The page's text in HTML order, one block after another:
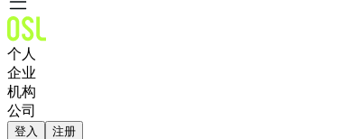
个人
企业
机构
公司
登入 注册